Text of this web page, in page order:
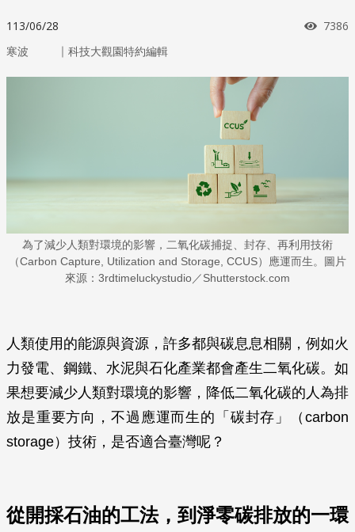
113/06/28 瀏覽
7386
寒波 ｜ 科技大觀園特約編輯
為了減少人類對環境的影響，二氧化碳捕捉、封存、再利用技術
（Carbon Capture, Utilization and Storage, CCUS）應運而生。圖片
來源：3rdtimeluckystudio／Shutterstock.com
人類使用的能源與資源，許多都與碳息息相關，例如火
力發電、鋼鐵、水泥與石化產業都會產生二氧化碳。如
果想要減少人類對環境的影響，降低二氧化碳的人為排
放是重要方向，不過應運而生的「碳封存」（carbon
storage）技術，是否適合臺灣呢？
從開採石油的工法，到淨零碳排放的一環